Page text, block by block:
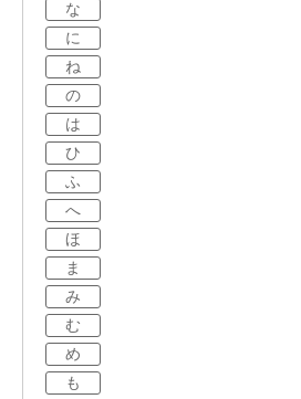
な
に
ね
の
は
ひ
ふ
へ
ほ
ま
み
む
め
も